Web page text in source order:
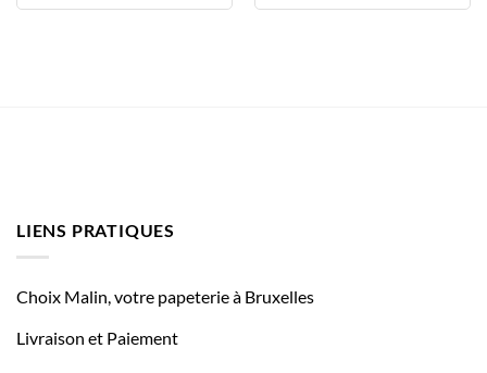
LIENS PRATIQUES
Choix Malin, votre papeterie à Bruxelles
Livraison et Paiement